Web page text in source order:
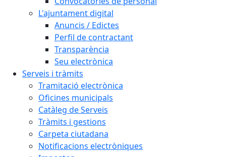
L'ajuntament digital
Anuncis / Edictes
Perfil de contractant
Transparència
Seu electrònica
Serveis i tràmits
Tramitació electrònica
Oficines municipals
Catàleg de Serveis
Tràmits i gestions
Carpeta ciutadana
Notificacions electròniques